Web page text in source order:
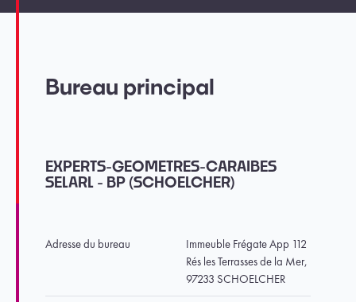
Bureau principal
EXPERTS-GEOMETRES-CARAIBES
SELARL - BP (SCHOELCHER)
Adresse du bureau
Immeuble Frégate App 112
Rés les Terrasses de la Mer,
97233 SCHOELCHER